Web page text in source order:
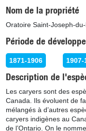
Nom de la propriété
Oratoire Saint-Joseph-
Période de
1871-1906 1907-
Description de
Les caryers sont des
Canada. Ils évoluent de
mélangés à d’autres
caryers indigènes au
de l’Ontario. On le